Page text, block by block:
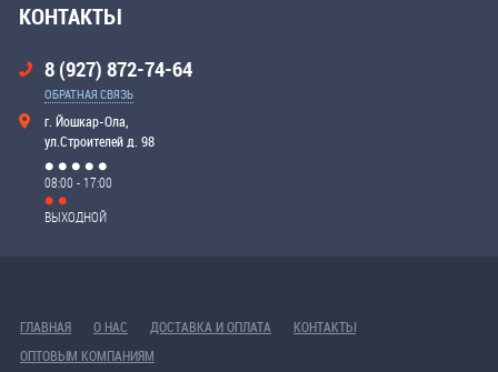
КОНТАКТЫ
8 (927) 872-74-64
ОБРАТНАЯ СВЯЗЬ
г. Йошкар-Ола,
ул.Строителей д. 98
08:00 - 17:00
ВЫХОДНОЙ
ГЛАВНАЯ О НАС ДОСТАВКА И ОПЛАТА
КОНТАКТЫ
ОПТОВЫМ КОМПАНИЯМ